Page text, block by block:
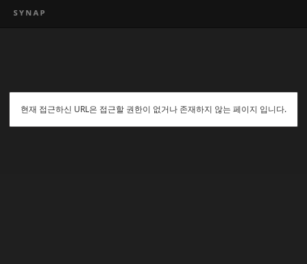
현재 접근하신 URL은 접근할 권한이 없거나 존재하지 않는 페이지 입니다.